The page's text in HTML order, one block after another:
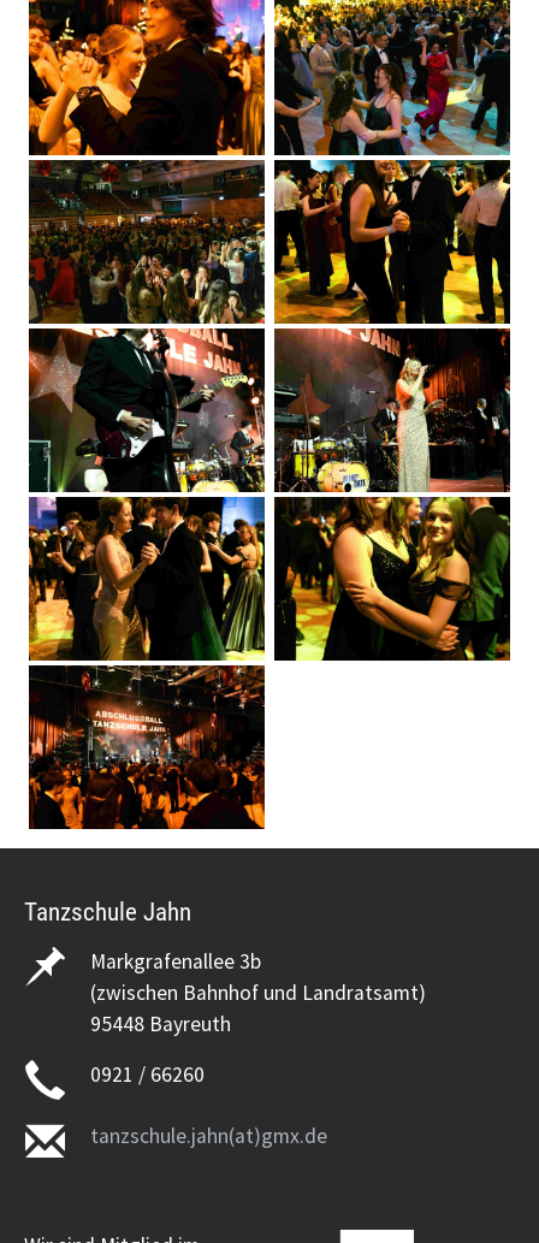
Tanzschule Jahn
Markgrafenallee 3b
(zwischen Bahnhof und Landratsamt)
95448 Bayreuth
0921 / 66260
tanzschule.jahn(at)gmx.de